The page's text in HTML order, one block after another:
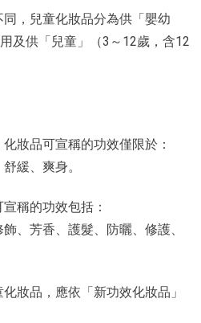
，兒童化妝品分為供「嬰幼
及供「兒童」（3～12歲，含12
妝品可宣稱的功效僅限於：
緩、爽身。
稱的功效包括：
、芳香、護髮、防曬、修護、
妝品，應依「新功效化妝品」